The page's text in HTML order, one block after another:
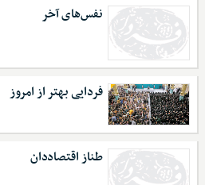
نفس‌های آخر
فردایی بهتر از امروز
طناز اقتصاددان